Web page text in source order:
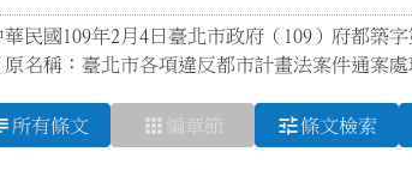
華民國109年2月4日臺北市政府（109）府都築
原名稱：臺北市各項違反都市計畫法案件通案
所有條文 apps 編章節 tune條文檢索